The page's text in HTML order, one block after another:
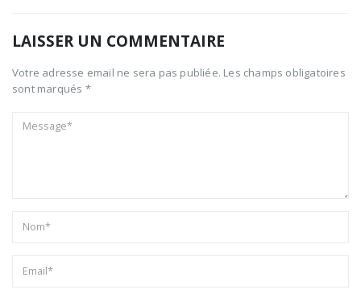
LAISSER UN COMMENTAIRE
Votre adresse email ne sera pas publiée. Les champs obligatoires
sont marqués *